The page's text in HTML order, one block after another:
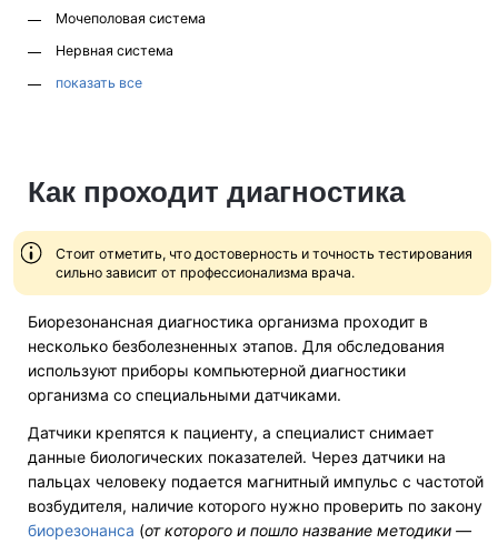
Мочеполовая система
Нервная система
показать все
Как проходит диагностика
Стоит отметить, что достоверность и точность тестирования
сильно зависит от профессионализма врача.
Биорезонансная диагностика организма проходит в
несколько безболезненных этапов. Для обследования
используют приборы компьютерной диагностики
организма со специальными датчиками.
Датчики крепятся к пациенту, а специалист снимает
данные биологических показателей. Через датчики на
пальцах человеку подается магнитный импульс с частотой
возбудителя, наличие которого нужно проверить по закону
биорезонанса (от которого и пошло название методики —